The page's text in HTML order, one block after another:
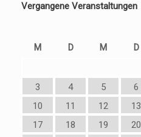
Vergangene Veranstaltungen
M
D M D
3
4 5 6
10
11 12 13
17
18 19 20